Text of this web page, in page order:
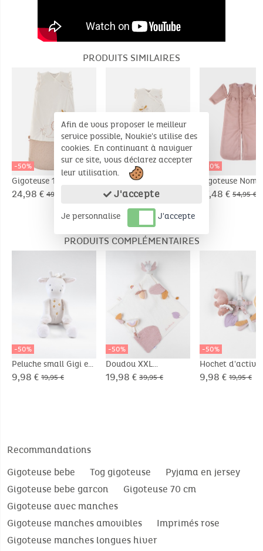
PRODUITS SIMILAIRES
-50%
Gigoteuse 100 cm
Popsie en
écru/rose poudré
24,98 € 49,95 €
Gigoteuse 70 cm
libellules en
22,48 € 44,95 €
-50%
Gigoteuse
24m, Ultra
27,48 € 54,95 €
PRODUITS COMPLÉMENTAIRES
-50%
Peluche small Gigi en
Veloudoux®
9,98 € 19,95 €
-50%
Doudou XXL
d'activité Louli en
19,98 € 39,95 €
-50%
Hochet
9,98 € 19,95 €
Recommandations
Gigoteuse bebe
Tog gigoteuse
Pyjama en jersey
Gigoteuse bebe garcon
Gigoteuse 70 cm
Gigoteuse avec manches
Gigoteuse manches amovibles
Imprimés rose
Gigoteuse manches longues hiver
Afin de vous proposer le meilleur
service possible, Noukie's utilise des
cookies. En continuant à naviguer
sur ce site, vous déclarez accepter
leur utilisation.
J'accepte
Je personnalise J'accepte